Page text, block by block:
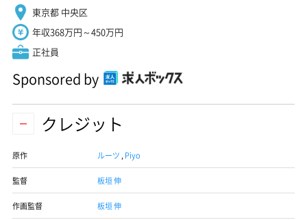
東京都 中央区
年収368万円～450万円
正社員
Sponsored by
クレジット
原作 ルーツ ,Piyo
監督 板垣 伸
作画監督 板垣 伸